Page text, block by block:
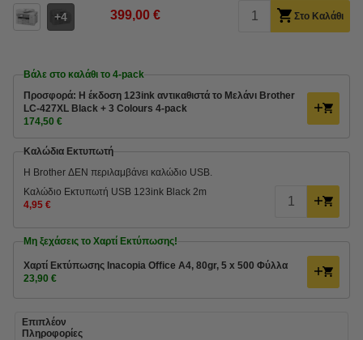
4 399,00 € Στο Καλάθι
Βάλε στο καλάθι το 4-pack
Προσφορά: Η έκδοση 123ink αντικαθιστά το Μελάνι Brother
LC-427XL Black + 3 Colours 4-pack
174,50 €
Καλώδια Εκτυπωτή
Η Brother ΔΕΝ περιλαμβάνει καλώδιο USB.
Καλώδιο Εκτυπωτή USB 123ink Black 2m
4,95 €
Μη ξεχάσεις το Χαρτί Εκτύπωσης!
Χαρτί Εκτύπωσης Inacopia Office Α4, 80gr, 5 x 500 Φύλλα
23,90 €
Επιπλέον
Πληροφορίες